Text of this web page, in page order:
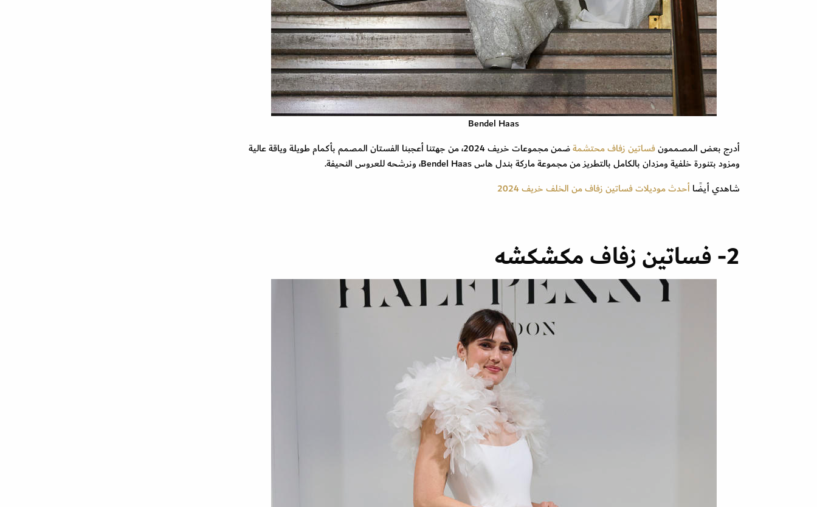
Bendel Haas
أدرج بعض المصممونفساتين زفاف محتشمة
ضمن مجموعات خريف 2024، من جهتنا أعجبنا الفستان المصمم بأكمام طويلة وياقة عالية
ومزود بتنورة خلفية ومزدان بالكامل بالتطريز من مجموعة ماركة بندل هاس Bendel Haas، ونرشحه للعروس النحيفة.
شاهدي أيضًاأحدث موديلات فساتين زفاف من الخلف خريف 2024
2- فساتين زفاف مكشكشه